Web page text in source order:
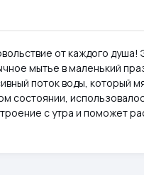
от каждого душа!
мытье в маленький
поток воды, который
состоянии,
с утра и поможет